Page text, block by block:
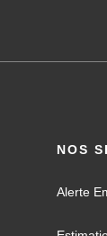
NOS
Alerte